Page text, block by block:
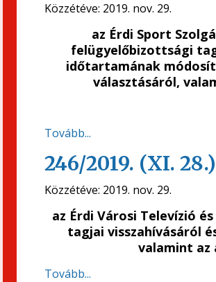
Közzétéve: 2019. nov. 29.
az Érdi Sport
felügyelőbizottsági
időtartamának
választásáról,
Tovább...
246/2019. (XI.
Közzétéve: 2019. nov. 29.
az Érdi Városi Televízió
tagjai visszahívásáról
valamint az
Tovább...